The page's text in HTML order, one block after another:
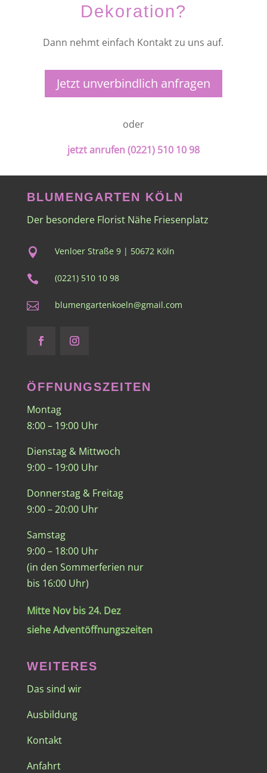
Dekoration?
Dann nehmt einfach Kontakt zu uns auf.
Jetzt unverbindlich anfragen
oder
jetzt anrufen (0221) 510 10 98
BLUMENGARTEN KÖLN
Der besondere Florist Nähe Friesenplatz
 Venloer Straße 9 | 50672 Köln
 (0221) 510 10 98
 blumengartenkoeln@gmail.com
ÖFFNUNGSZEITEN
Montag
8:00 – 19:00 Uhr
Dienstag & Mittwoch
9:00 – 19:00 Uhr
Donnerstag & Freitag
9:00 – 20:00 Uhr
Samstag
9:00 – 18:00 Uhr
(in den Sommerferien nur
bis 16:00 Uhr)
Mitte Nov bis 24. Dez
siehe Adventöffnungszeiten
WEITERES
Das sind wir
Ausbildung
Kontakt
Anfahrt